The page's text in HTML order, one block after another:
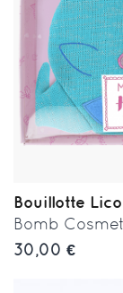
Bouillotte
Bomb
30,00 €